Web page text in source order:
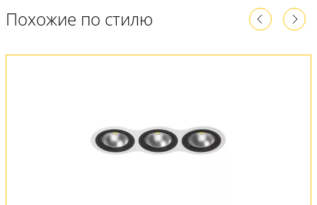
Похожие по стилю